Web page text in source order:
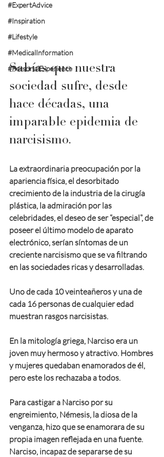
#ExpertAdvice
#Inspiration
#Lifestyle
#MedicalInformation
#PersonalExperience
Sabías que nuestra
sociedad sufre, desde
hace décadas, una
imparable epidemia de
narcisismo.
La extraordinaria preocupación por la
apariencia física, el desorbitado
crecimiento de la industria de la cirugía
plástica, la admiración por las
celebridades, el deseo de ser “especial”, de
poseer el último modelo de aparato
electrónico, serían síntomas de un
creciente narcisismo que se va filtrando
en las sociedades ricas y desarrolladas.
Uno de cada 10 veinteañeros y una de
cada 16 personas de cualquier edad
muestran rasgos narcisistas.
En la mitología griega, Narciso era un
joven muy hermoso y atractivo. Hombres
y mujeres quedaban enamorados de él,
pero este los rechazaba a todos.
Para castigar a Narciso por su
engreimiento, Némesis, la diosa de la
venganza, hizo que se enamorara de su
propia imagen reflejada en una fuente.
Narciso, incapaz de separarse de su